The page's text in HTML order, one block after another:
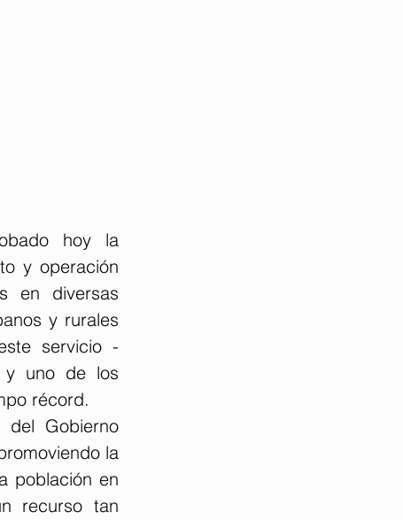
hoy la
y operación
en diversas
y rurales
servicio -
y uno de los
récord.
Gobierno
la
población en
recurso tan